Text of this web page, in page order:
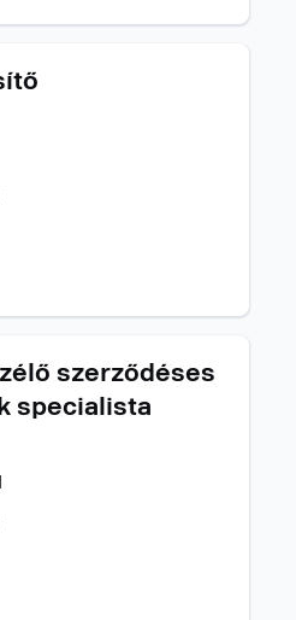
állásajánlat
szerződéses
specialista